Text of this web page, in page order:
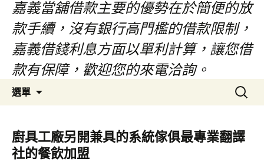
嘉義當舖借款主要的優勢在於簡便的放
款手續，沒有銀行高門檻的借款限制，
嘉義借錢利息方面以單利計算，讓您借
款有保障，歡迎您的來電洽詢。
選單
區
搜
尋
鍵
字:
廚具工廠另開兼具的系統傢俱最專業翻譯
社的餐飲加盟